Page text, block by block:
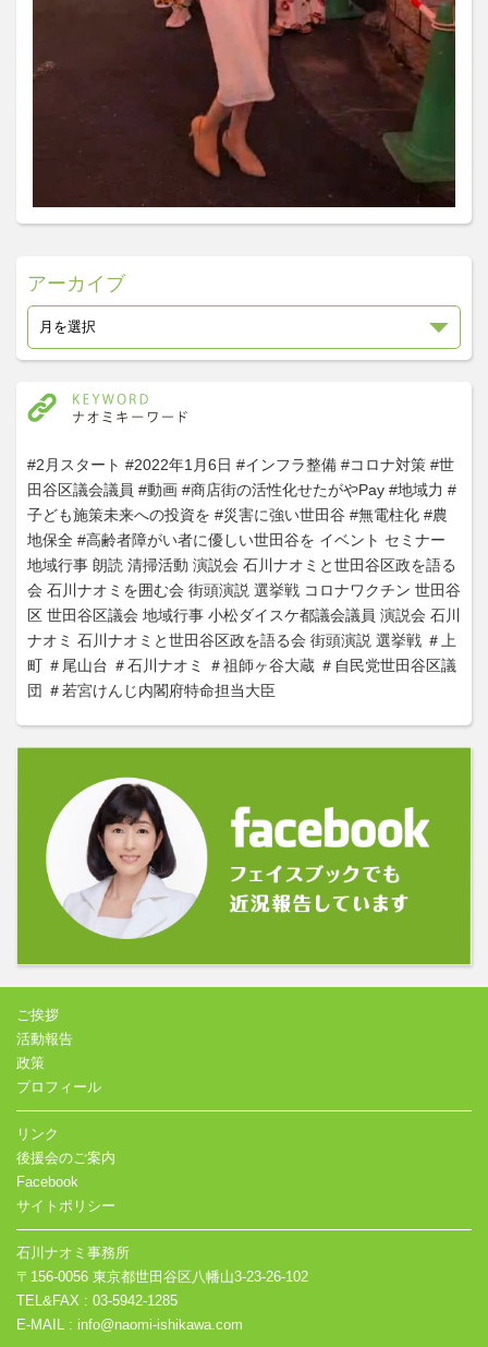
アーカイブ
#2月スタート #2022年1月6日 #インフラ整備 #コロナ対策 #世
田谷区議会議員 #動画 #商店街の活性化せたがやPay #地域力 #
子ども施策未来への投資を #災害に強い世田谷 #無電柱化 #農
地保全 #高齢者障がい者に優しい世田谷を イベント セミナー
地域行事 朗読 清掃活動 演説会 石川ナオミと世田谷区政を語る
会 石川ナオミを囲む会 街頭演説 選挙戦 コロナワクチン 世田谷
区 世田谷区議会 地域行事 小松ダイスケ都議会議員 演説会 石川
ナオミ 石川ナオミと世田谷区政を語る会 街頭演説 選挙戦 ＃上
町 ＃尾山台 ＃石川ナオミ ＃祖師ヶ谷大蔵 ＃自民党世田谷区議
団 ＃若宮けんじ内閣府特命担当大臣
ご挨拶
活動報告
政策
プロフィール
リンク
後援会のご案内
Facebook
サイトポリシー
石川ナオミ事務所
〒156-0056 東京都世田谷区八幡山3-23-26-102
TEL&FAX : 03-5942-1285
E-MAIL : info@naomi-ishikawa.com